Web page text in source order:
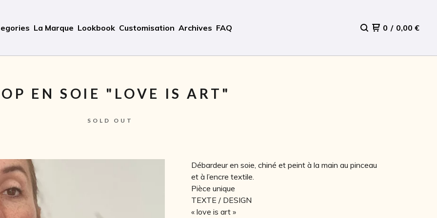
La Marque Lookbook Customisation Archives FAQ 0 / 0,00 €
EN SOIE "LOVE IS ART"
SOLD OUT
Débardeur en soie, chiné et peint à la main au pinceau
et à l’encre textile.
Pièce unique
TEXTE / DESIGN
« love is art »